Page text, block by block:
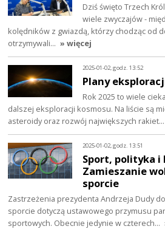
Dziś święto Trzech
wiele zwyczajów -
kolędników z gwiazdą, którzy chodząc od
otrzymywali… » więcej
2025-01-02, godz. 13:52
Plany
Rok 2025 to wiele
dalszej eksploracji kosmosu. Na liście są
asteroidy oraz rozwój największych rakiet…
2025-01-02, godz. 13:51
Sport, polityka i
Zamieszanie
sporcie
Zastrzeżenia prezydenta Andrzeja Dudy
sporcie dotyczą ustawowego przymusu
sportowych. Obecnie jedynie w czterech…